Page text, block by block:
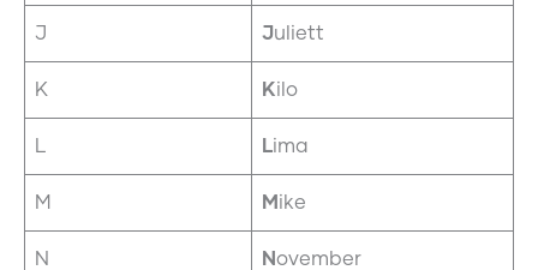
J Juliett
K Kilo
Lima
M M ike
N November